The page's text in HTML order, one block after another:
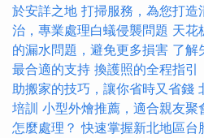
於安詳之地 打掃服務，為您打造
治，專業處理白蟻侵襲問題 天花
的漏水問題，避免更多損害 了解
最合適的支持 換護照的全程指引
助搬家的技巧，讓你省時又省錢
培訓 小型外燴推薦，適合親友聚
怎麼處理？ 快速掌握新北地區台